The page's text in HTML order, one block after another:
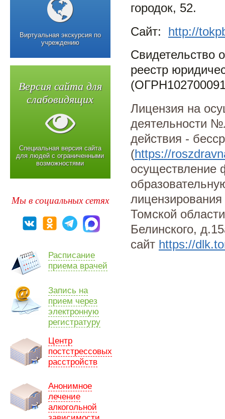
городок, 52.
Сайт: http://
Свидетельство
реестр
Лицензия на
деятельности
действия -
(https://
осуществление
лицензирования
Томской
Белинского,
сайт https://
Виртуальная экскурсия по
учреждению
Версия сайта для
слабовидящих
Специальная версия сайта
для людей с ограниченными
возможностями
Мы в социальных сетях
Расписание
приема врачей
Запись на
прием через
электронную
регистратуру
Центр
постстрессовых
расстройств
Анонимное
лечение
алкогольной